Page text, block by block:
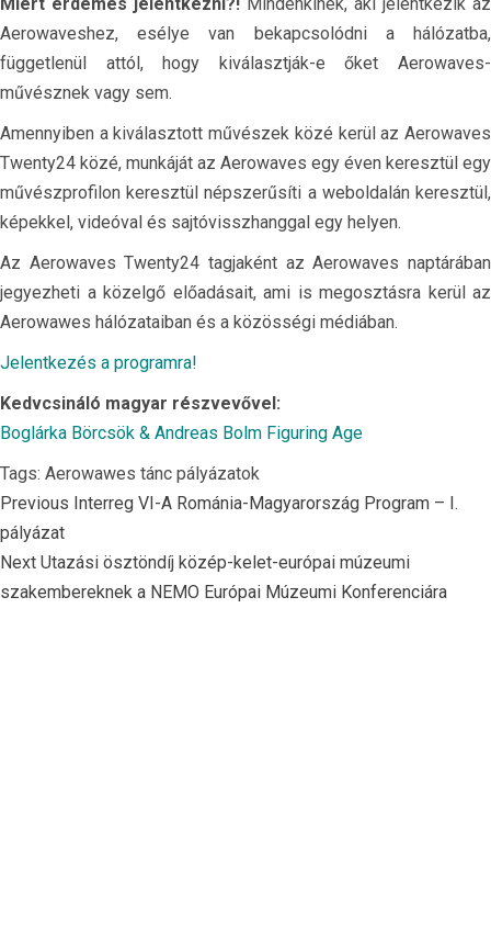
Aerowaveshez, esélye van bekapcsolódni a hálózatba,
függetlenül attól, hogy kiválasztják-e őket Aerowaves-
művésznek vagy sem.
Amennyiben a kiválasztott művészek közé kerül az Aerowaves
Twenty24 közé, munkáját az Aerowaves egy éven keresztül egy
művészprofilon keresztül népszerűsíti a weboldalán keresztül,
képekkel, videóval és sajtóvisszhanggal egy helyen.
Az Aerowaves Twenty24 tagjaként az Aerowaves naptárában
jegyezheti a közelgő előadásait, ami is megosztásra kerül az
Aerowawes hálózataiban és a közösségi médiában.
Jelentkezés a programra!
Kedvcsináló magyar részvevővel:
Boglárka Börcsök & Andreas Bolm Figuring Age
Tags: Aerowawes tánc pályázatok
Continue
Reading
Previous Interreg VI-A Románia-Magyarország Program – I.
pályázat
Next Utazási ösztöndíj közép-kelet-európai múzeumi
szakembereknek a NEMO Európai Múzeumi Konferenciára